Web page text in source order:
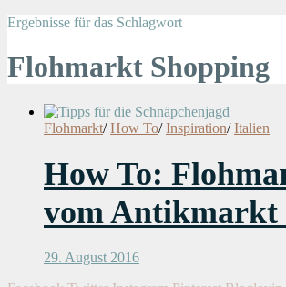
Ergebnisse für das Schlagwort
Flohmarkt Shopping
Flohmarkt/ How To/ Inspiration/ Italien
How To:
vom Antikmarkt
29. August 2016